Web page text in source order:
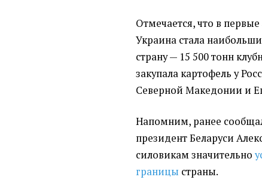
Отмечается, что в
Украина стала
страну — 15 500 тонн
закупала картофель у
Северной Македонии и
Напомним, ранее
президент Беларуси
силовикам значительно
границы страны.